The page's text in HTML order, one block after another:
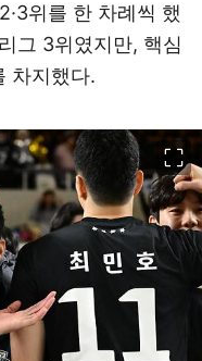
위를 한 차례씩 했
그 3위였지만, 핵심
차지했다.